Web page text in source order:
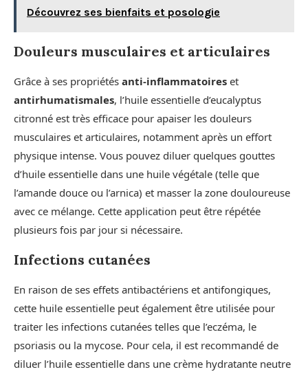
Découvrez ses bienfaits et posologie
Douleurs musculaires et articulaires
Grâce à ses propriétés anti-inflammatoires et
antirhumatismales, l’huile essentielle d’eucalyptus
citronné est très efficace pour apaiser les douleurs
musculaires et articulaires, notamment après un effort
physique intense. Vous pouvez diluer quelques gouttes
d’huile essentielle dans une huile végétale (telle que
l’amande douce ou l’arnica) et masser la zone douloureuse
avec ce mélange. Cette application peut être répétée
plusieurs fois par jour si nécessaire.
Infections cutanées
En raison de ses effets antibactériens et antifongiques,
cette huile essentielle peut également être utilisée pour
traiter les infections cutanées telles que l’eczéma, le
psoriasis ou la mycose. Pour cela, il est recommandé de
diluer l’huile essentielle dans une crème hydratante neutre